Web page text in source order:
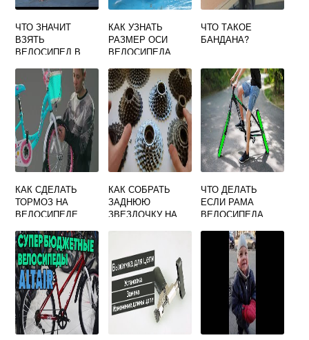
ЧТО ЗНАЧИТ
ВЗЯТЬ
ВЕЛОСИПЕД В
КАК УЗНАТЬ
РАЗМЕР ОСИ
ВЕЛОСИПЕДА
ЧТО ТАКОЕ
БАНДАНА?
КАК СДЕЛАТЬ
ТОРМОЗ НА
ВЕЛОСИПЕДЕ
КАК СОБРАТЬ
ЗАДНЮЮ
ЗВЕЗДОЧКУ НА
ЧТО ДЕЛАТЬ
ЕСЛИ РАМА
ВЕЛОСИПЕДА